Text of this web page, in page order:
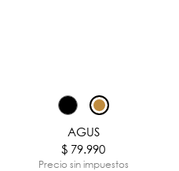
AGUS
$ 79.990
Precio sin impuestos